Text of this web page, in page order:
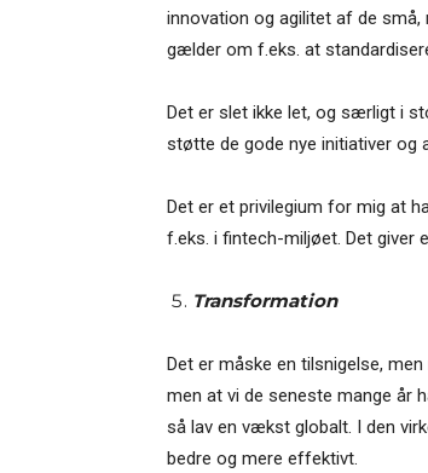
innovation og agilitet af de
gælder om f.eks. at
Det er slet ikke let, og særligt i
støtte de gode nye initiativer og
Det er et privilegium for mig at
f.eks. i fintech-miljøet. Det giver
Transformation
Det er måske en tilsnigelse,
men at vi de seneste mange år
så lav en vækst globalt. I den
bedre og mere effektivt.